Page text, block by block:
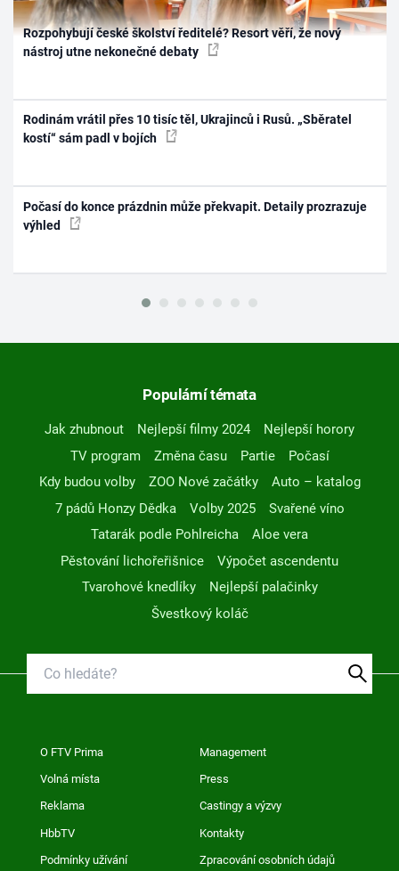
Rozpohybují české školství ředitelé? Resort věří, že nový
nástroj utne nekonečné debaty
Rodinám vrátil přes 10 tisíc těl, Ukrajinců i Rusů. „Sběratel
kostí“ sám padl v bojích
Počasí do konce prázdnin může překvapit. Detaily prozrazuje
výhled
Populární témata
Jak zhubnout Nejlepší filmy 2024
Nejlepší horory
TV program
Změna času Partie
Počasí
Kdy budou volby
ZOO Nové začátky
Auto – katalog
7 pádů Honzy Dědka
Volby 2025
Svařené víno
Tatarák podle Pohlreicha
Aloe vera
Pěstování lichořeřišnice
Výpočet ascendentu
Tvarohové knedlíky
Nejlepší palačinky
Švestkový koláč
O FTV Prima Management
Volná místa Press
Reklama Castingy a výzvy
HbbTV Kontakty
Podmínky užívání Zpracování osobních údajů